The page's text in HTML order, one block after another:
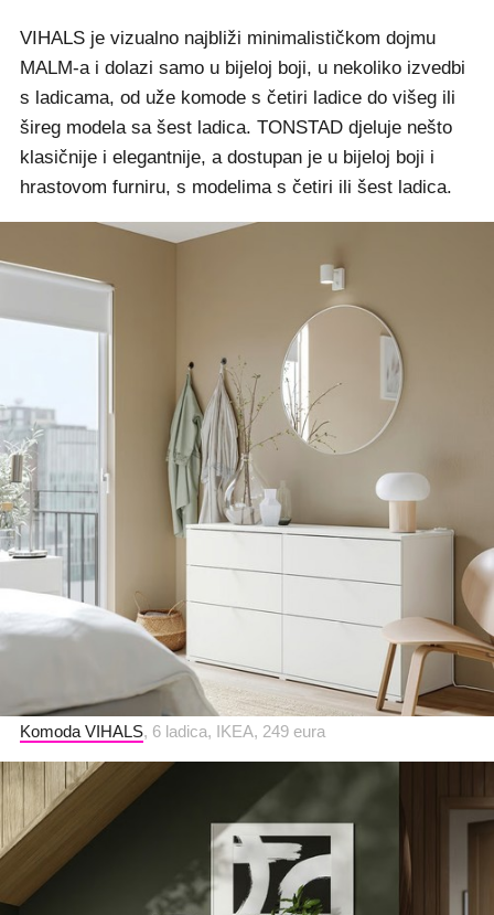
VIHALS je vizualno najbliži minimalističkom dojmu
MALM-a i dolazi samo u bijeloj boji, u nekoliko izvedbi
s ladicama, od uže komode s četiri ladice do višeg ili
šireg modela sa šest ladica. TONSTAD djeluje nešto
klasičnije i elegantnije, a dostupan je u bijeloj boji i
hrastovom furniru, s modelima s četiri ili šest ladica.
Komoda VIHALS, 6 ladica, IKEA, 249 eura